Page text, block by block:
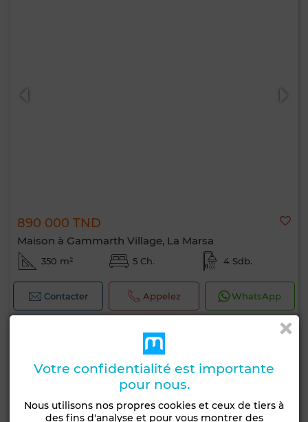
890 000 TND
Maison à Gammarth Village, La Marsa
350 m² 5 Ch. 4 Sdb.
Contacter Appelez WhatsApp
Votre confidentialité est importante
pour nous.
Nous utilisons nos propres cookies et ceux de tiers à
des fins d'analyse et pour vous montrer des